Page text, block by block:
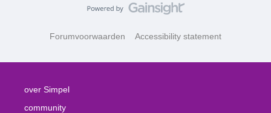
Forumvoorwaarden Accessibility statement
over Simpel
community